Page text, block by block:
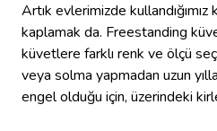
Artık evlerimizde
kaplamak da. Freestanding
küvetlere farklı renk ve ölçü
veya solma yapmadan uzun
engel olduğu için, üzerindeki